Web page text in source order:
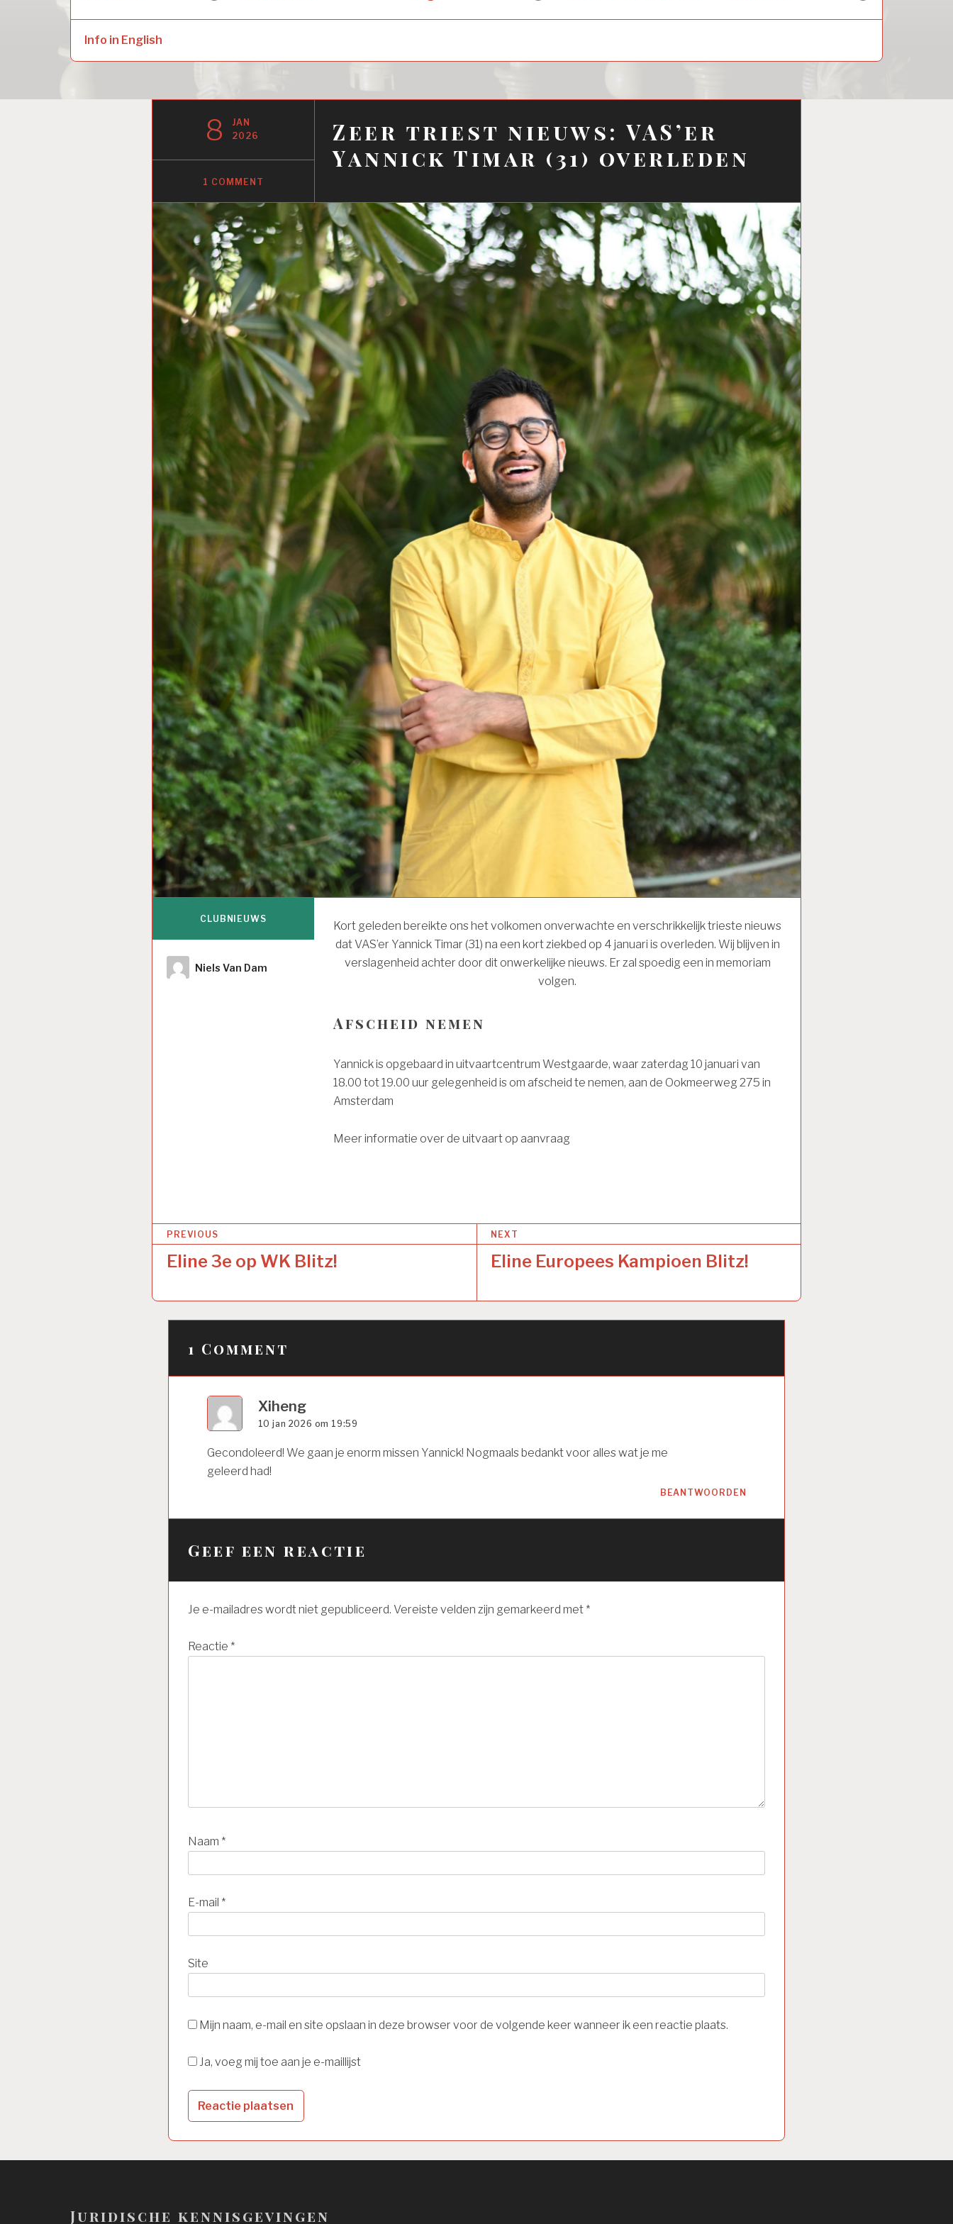
menu
menu
menu
Info in English
Zeer triest nieuws: VAS’er
Yannick Timar (31) overleden
8
JAN
2026
1 COMMENT
Kort geleden bereikte ons het volkomen onverwachte en verschrikkelijk trieste nieuws
dat VAS’er Yannick Timar (31) na een kort ziekbed op 4 januari is overleden. Wij blijven in
verslagenheid achter door dit onwerkelijke nieuws. Er zal spoedig een in memoriam
volgen.
Afscheid nemen
Yannick is opgebaard in uitvaartcentrum Westgaarde, waar zaterdag 10 januari van
18.00 tot 19.00 uur gelegenheid is om afscheid te nemen, aan de Ookmeerweg 275 in
Amsterdam
Meer informatie over de uitvaart op aanvraag
CLUBNIEUWS
Author
Niels Van Dam
Bericht
navigatie
PREVIOUS
Eline 3e op WK Blitz!
NEXT
Eline Europees Kampioen Blitz!
1 Comment
Xiheng
10 jan 2026 om 19:59
Gecondoleerd! We gaan je enorm missen Yannick! Nogmaals bedankt voor alles wat je me
geleerd had!
BEANTWOORDEN
Geef een reactie
Je e-mailadres wordt niet gepubliceerd. Vereiste velden zijn gemarkeerd met *
Reactie *
Naam *
E-mail *
Site
Mijn naam, e-mail en site opslaan in deze browser voor de volgende keer wanneer ik een reactie plaats.
Ja, voeg mij toe aan je e-maillijst
Juridische kennisgevingen